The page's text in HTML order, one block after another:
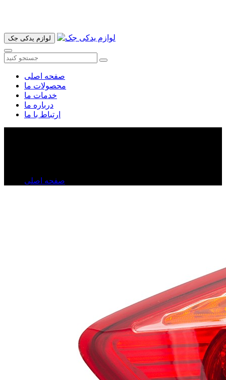
لوازم یدکی جک
صفحه اصلی
محصولات ما
خدمات ما
درباره ما
ارتباط با ما
صفحه اصلی